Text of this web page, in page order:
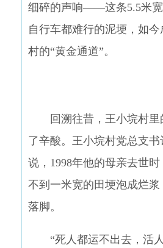
细碎的声响——这条5.5米
自行车都难行的泥埂，如
村的“黄金通道”。
回溯往昔，王小垸村里
了辛酸。王小垸村党总支
说，1998年他的母亲去世
不到一米宽的田埂泡成烂
落脚。
“死人都运不出去，活